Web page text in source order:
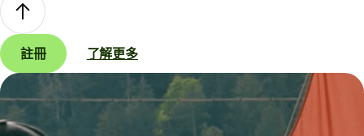
註冊 了解更多